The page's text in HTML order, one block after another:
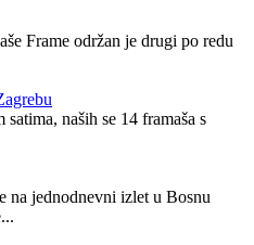
Frame održan je drugi po redu
naših se 14 framaša s
na jednodnevni izlet u Bosnu